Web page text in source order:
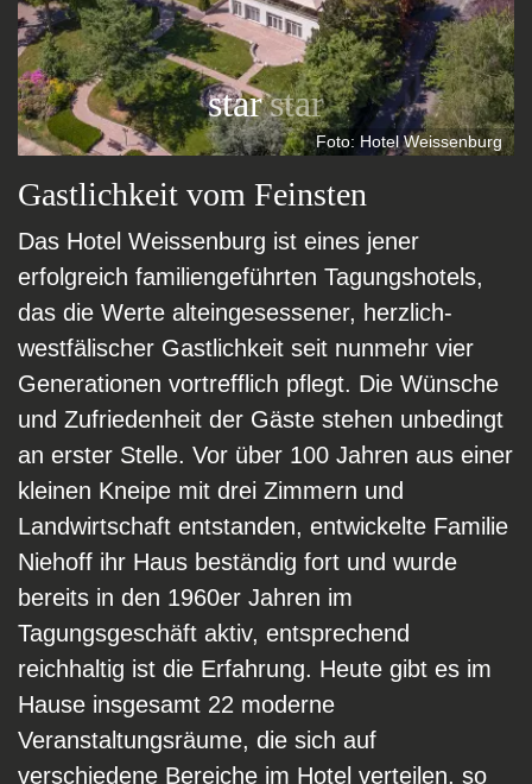
starstar
Foto: Hotel Weissenburg
Gastlichkeit vom Feinsten
Das Hotel Weissenburg ist eines jener
erfolgreich familiengeführten Tagungshotels,
das die Werte alteingesessener, herzlich-
westfälischer Gastlichkeit seit nunmehr vier
Generationen vortrefflich pflegt. Die Wünsche
und Zufriedenheit der Gäste stehen unbedingt
an erster Stelle. Vor über 100 Jahren aus einer
kleinen Kneipe mit drei Zimmern und
Landwirtschaft entstanden, entwickelte Familie
Niehoff ihr Haus beständig fort und wurde
bereits in den 1960er Jahren im
Tagungsgeschäft aktiv, entsprechend
reichhaltig ist die Erfahrung. Heute gibt es im
Hause insgesamt 22 moderne
Veranstaltungsräume, die sich auf
verschiedene Bereiche im Hotel verteilen, so